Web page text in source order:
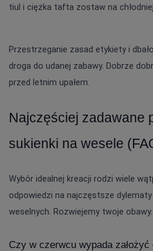
tiul i ciężka tafta zostaw na
Przestrzeganie zasad etykiety i
droga do udanej zabawy. Dobrze
przed letnim upałem.
Najczęściej zadawane
sukienki na wesele
Wybór idealnej kreacji rodzi wiele
odpowiedzi na najczęstsze
weselnych. Rozwiejemy twoje obawy.
Czy w czerwcu wypada